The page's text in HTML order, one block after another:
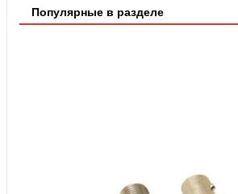
Популярные в разделе